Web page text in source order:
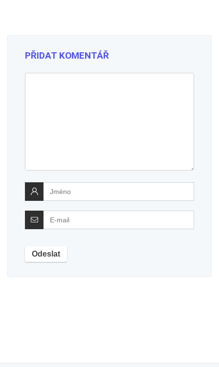
PŘIDAT KOMENTÁŘ